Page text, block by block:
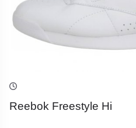
Reebok Freestyle Hi